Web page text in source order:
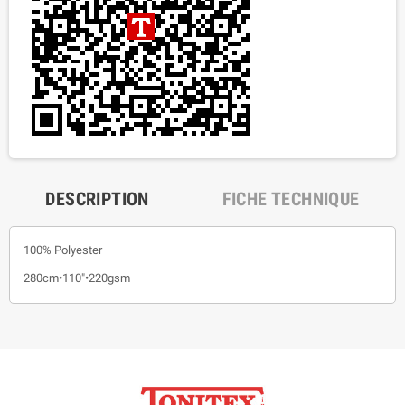
DESCRIPTION FICHE TECHNIQUE
100% Polyester
280cm•110"•220gsm